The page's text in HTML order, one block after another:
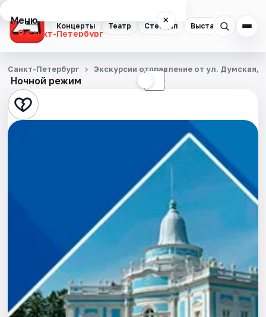
Концерты Театр Стендап Выставки
Меню ×
Санкт-Петербург
Концерты
Театр
Стендап
Города
Ночной режим ☾
Санкт-Петербург Экскурсии отправление от ул. Думская,